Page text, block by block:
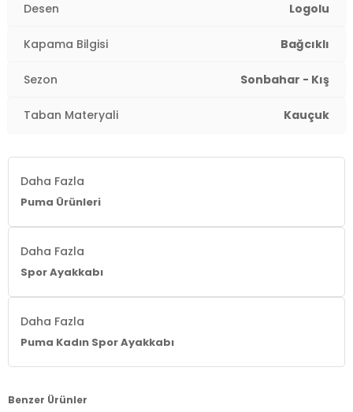
Desen Logolu
Kapama Bilgisi Bağcıklı
Sezon Sonbahar - Kış
Taban Materyali Kauçuk
Daha Fazla
Puma Ürünleri
Daha Fazla
Spor Ayakkabı
Daha Fazla
Puma Kadın Spor Ayakkabı
Benzer Ürünler